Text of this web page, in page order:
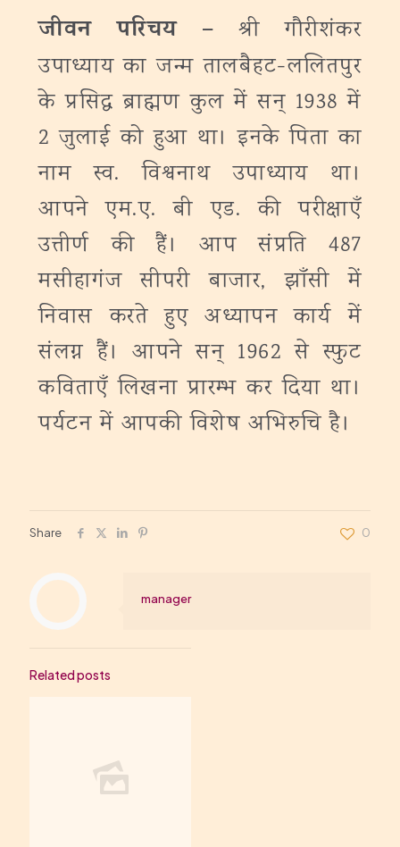
जीवन परिचय –श्री गौरीशंकर
उपाध्याय का जन्म तालबैहट-ललितपुर
के प्रसिद्ध ब्राह्मण कुल में सन् 1938 में
2 जुलाई को हुआ था। इनके पिता का
नाम स्व. विश्वनाथ उपाध्याय था।
आपने एम.ए. बी एड. की परीक्षाएँ
उत्तीर्ण की हैं। आप संप्रति 487
मसीहागंज सीपरी बाजार, झाँसी में
निवास करते हुए अध्यापन कार्य में
संलग्न हैं। आपने सन् 1962 से स्फुट
कविताएँ लिखना प्रारम्भ कर दिया था।
पर्यटन में आपकी विशेष अभिरुचि है।
Share 0
manager
Related posts